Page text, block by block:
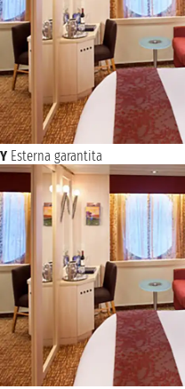
Y Esterna garantita